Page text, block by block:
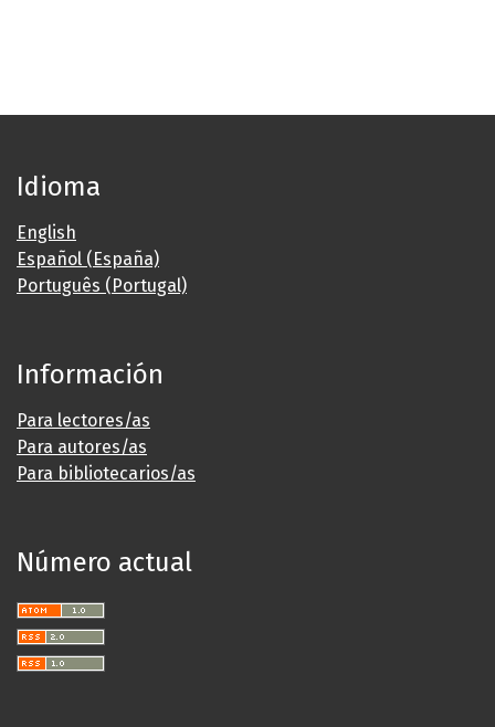
Idioma
English
Español (España)
Português (Portugal)
Información
Para lectores/as
Para autores/as
Para bibliotecarios/as
Número actual